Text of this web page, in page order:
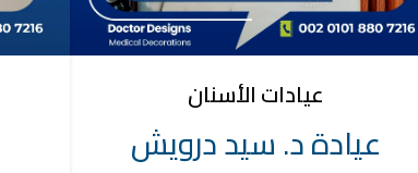
عيادات الأسنان
عيادة د. سيد درويش